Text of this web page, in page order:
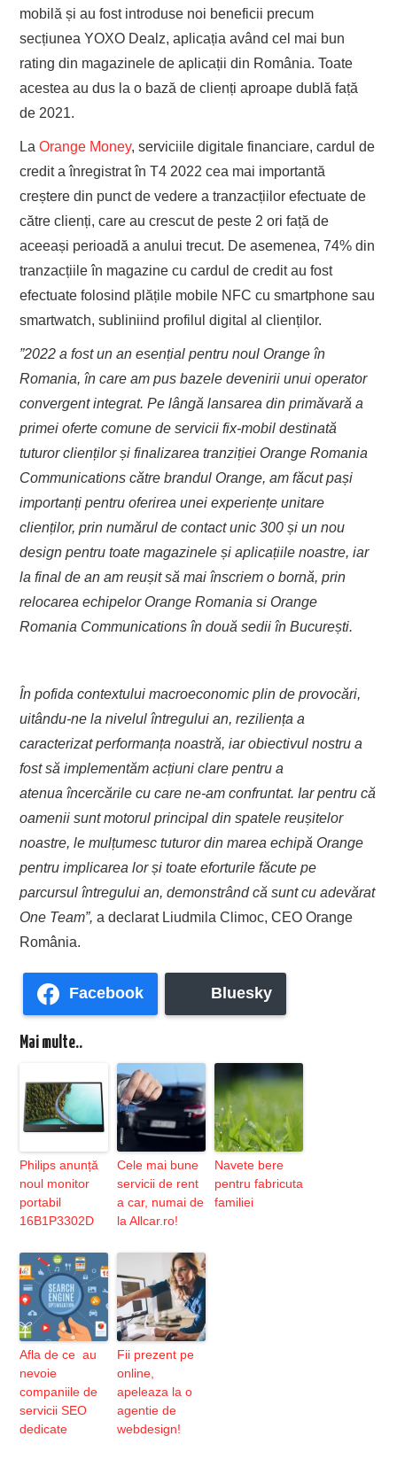
mobilă și au fost introduse noi beneficii precum
secțiunea YOXO Dealz, aplicația având cel mai bun
rating din magazinele de aplicații din România. Toate
acestea au dus la o bază de clienți aproape dublă față
de 2021.
LaOrange Money, serviciile digitale financiare, cardul de
credit a înregistrat în T4 2022 cea mai importantă
creștere din punct de vedere a tranzacțiilor efectuate de
către clienți, care au crescut de peste 2 ori față de
aceeași perioadă a anului trecut. De asemenea, 74% din
tranzacțiile în magazine cu cardul de credit au fost
efectuate folosind plățile mobile NFC cu smartphone sau
smartwatch, subliniind profilul digital al clienților.
”2022 a fost un an esențial pentru noul Orange în
Romania, în care am pus bazele devenirii unui operator
convergent integrat. Pe lângă lansarea din primăvară a
primei oferte comune de servicii fix-mobil destinată
tuturor clienților și finalizarea tranziției Orange Romania
Communications către brandul Orange, am făcut pași
importanți pentru oferirea unei experiențe unitare
clienților, prin numărul de contact unic 300 și un nou
design pentru toate magazinele și aplicațiile noastre, iar
la final de an am reușit să mai înscriem o bornă, prin
relocarea echipelor Orange Romania si Orange
Romania Communications în două sedii în București.
În pofida contextului macroeconomic plin de provocări,
uitându-ne la nivelul întregului an, reziliența a
caracterizat performanța noastră, iar obiectivul nostru a
fost să implementăm acțiuni clare pentru a
atenuaîncercările cu care ne-am confruntat. Iar pentru că
oamenii sunt motorul principal din spatele reușitelor
noastre, le mulțumesc tuturor din marea echipă Orange
pentru implicarea lor și toate eforturile făcute pe
parcursul întregului an, demonstrând că sunt cu adevărat
One Team”,a declarat Liudmila Climoc, CEO Orange
România.
Facebook Bluesky
Mai multe..
Philips anunță
noul monitor
portabil
16B1P3302D
Cele mai bune
servicii de rent
a car, numai de
la Allcar.ro!
Navete bere
pentru fabricuta
familiei
Afla de ce au
nevoie
companiile de
servicii SEO
dedicate
Fii prezent pe
online,
apeleaza la o
agentie de
webdesign!